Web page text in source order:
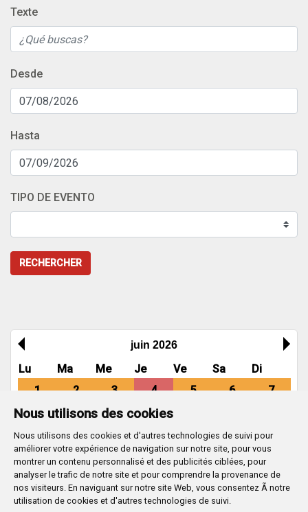
Nous utilisons des cookies
Nous utilisons des cookies et d'autres technologies de suivi pour
améliorer votre expérience de navigation sur notre site, pour vous
montrer un contenu personnalisé et des publicités ciblées, pour
analyser le trafic de notre site et pour comprendre la provenance de
nos visiteurs. En naviguant sur notre site Web, vous consentez Ã notre
utilisation de cookies et d'autres technologies de suivi.
Texte
Desde
Hasta
TIPO DE EVENTO
RECHERCHER
juin 2026
Lu Ma Me Je Ve Sa
Di
1
2 3 4 5 6
7
8
9 10 11
15
16 17 18 19 20
21
22
23 24 25 26 27
28
29
30